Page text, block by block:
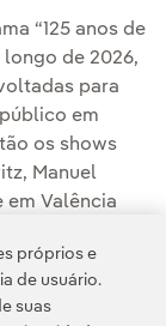
“125 anos de
de 2026,
para
em
os shows
Manuel
em Valência
de
próprios e
de usuário.
suas